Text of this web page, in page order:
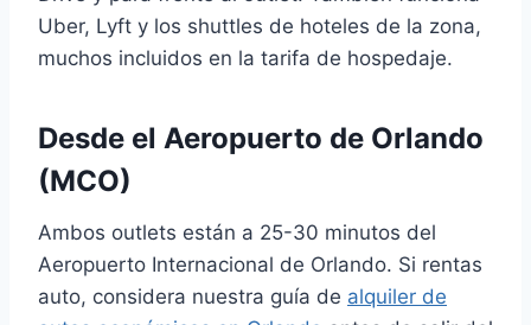
Uber, Lyft y los shuttles de hoteles de la zona,
muchos incluidos en la tarifa de hospedaje.
Desde el Aeropuerto de Orlando
(MCO)
Ambos outlets están a 25-30 minutos del
Aeropuerto Internacional de Orlando. Si rentas
auto, considera nuestra guía de alquiler de